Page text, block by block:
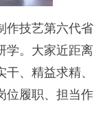
技艺第六代省
学。大家近距离
、精益求精、
位履职、担当作